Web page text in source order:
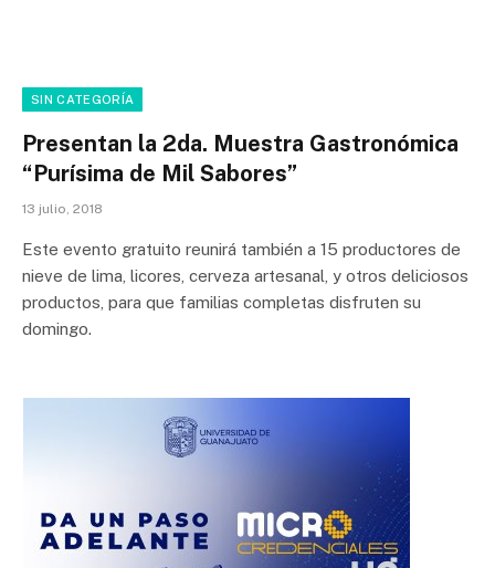
SIN CATEGORÍA
Presentan la 2da. Muestra Gastronómica
“Purísima de Mil Sabores”
13 julio, 2018
Este evento gratuito reunirá también a 15 productores de
nieve de lima, licores, cerveza artesanal, y otros deliciosos
productos, para que familias completas disfruten su
domingo.